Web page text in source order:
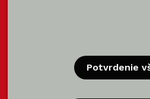
Potvrdenie